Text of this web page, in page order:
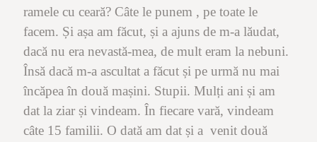
ramele cu ceară? Câte le punem , pe toate le
facem. Și așa am făcut, și a ajuns de m-a lăudat,
dacă nu era nevastă-mea, de mult eram la nebuni.
Însă dacă m-a ascultat a făcut și pe urmă nu mai
încăpea în două mașini. Stupii. Mulți ani și am
dat la ziar și vindeam. În fiecare vară, vindeam
câte 15 familii. O dată am dat și a venit două